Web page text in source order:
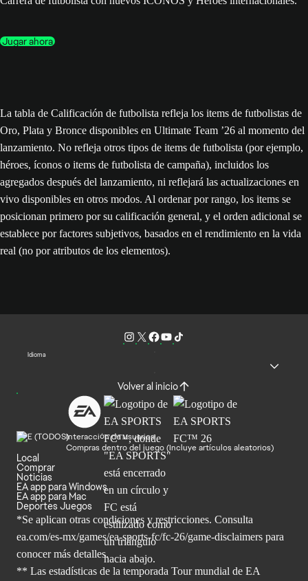
Jugar ahora
La tabla de Calificación de futbolista refleja los items de futbolistas de
Oro, Plata y Bronce disponibles en Ultimate Team ’26 al momento del
lanzamiento. No refleja otros tipos de items de futbolista (por ejemplo,
héroes, íconos o items de futbolista de campaña), incluidos los
agregados después del lanzamiento, ni reflejará las actualizaciones en
vivo disponibles en otros modos. Al ordenar por rango, los items se
posicionan primero por su calificación general, y el orden adicional se
establece por factores subjetivos, basados en el rendimiento en la vida
real (no por atributos de los elementos).
Idioma
Volver al inicio
Interacción de usuarios
Compras dentro del juego (Incluye artículos aleatorios)
Local
Comprar
Noticias
EA app para Windows
EA app para Mac
Deportes Juegos
*Se aplican otras condiciones y restricciones. Consulta
ea.com/es-mx/games/ea-sports-fc/fc-26/game-disclaimers para
conocer más detalles.
** Las estadísticas de la temporada Tour mundial de EA